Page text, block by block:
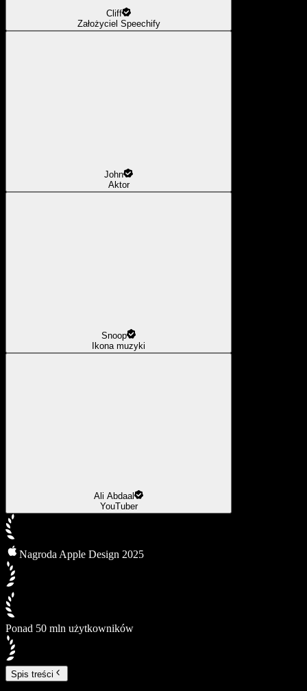
Cliff
Założyciel Speechify
John
Aktor
Snoop
Ikona muzyki
Ali Abdaal
YouTuber
Nagroda Apple Design 2025
Ponad 50 mln użytkowników
Spis treści